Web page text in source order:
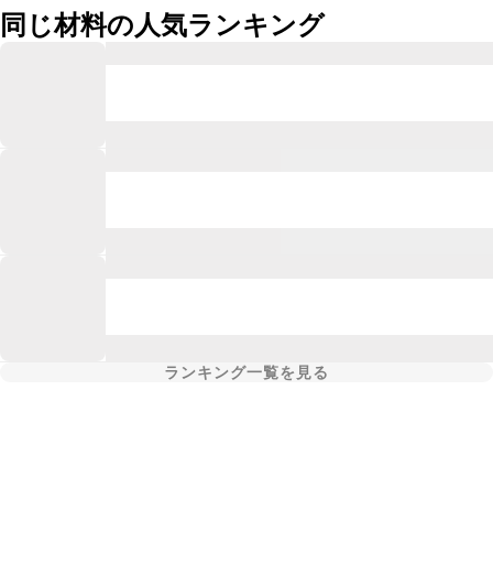
同じ材料の人気ランキング
ランキング一覧を見る